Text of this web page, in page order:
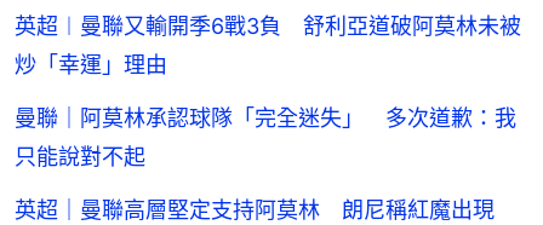
英超︱曼聯又輸開季6戰3負 舒利亞道破阿莫林未被
炒「幸運」理由
曼聯｜阿莫林承認球隊「完全迷失」 多次道歉：我
只能說對不起
英超｜曼聯高層堅定支持阿莫林 朗尼稱紅魔出現